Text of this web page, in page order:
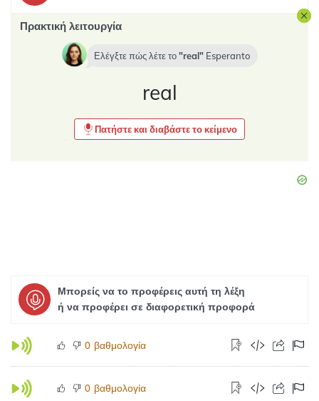
Πρακτική λειτουργία
Ελέγξτε πώς λέτε το real Esperanto
real
Πατήστε και διαβάστε το κείμενο
Μπορείς να το προφέρεις αυτή τη λέξη
ή να προφέρει σε διαφορετική προφορά
0 βαθμολογία
0 βαθμολογία